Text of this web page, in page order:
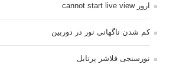
ارور cannot start live view
کم شدن ناگهانی نور در دوربین
نورسنجی فلاشر پرتابل